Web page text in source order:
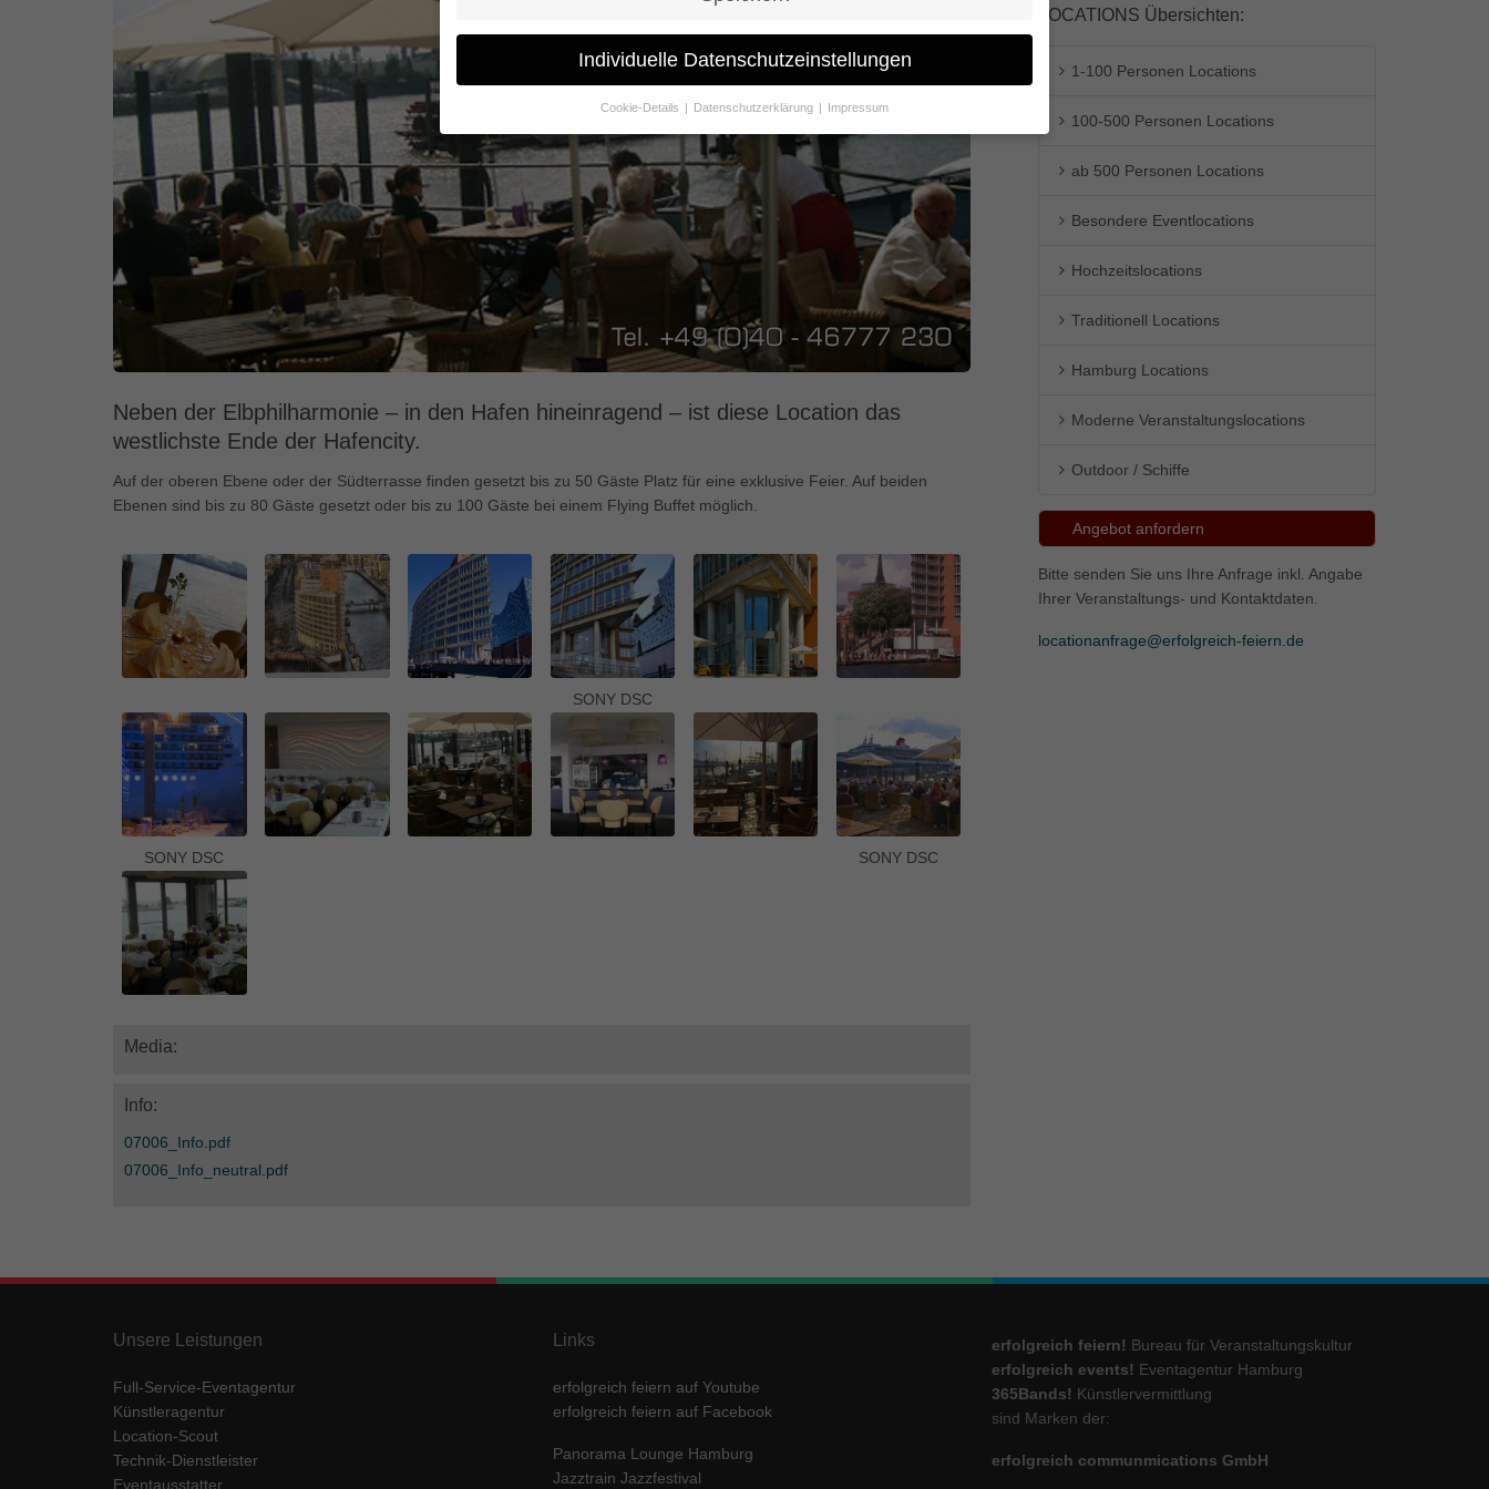
Neben der Elbphilharmonie – in den Hafen hineinragend – ist diese Location das
westlichste Ende der Hafencity.
Auf der oberen Ebene oder der Südterrasse finden gesetzt bis zu 50 Gäste Platz für eine exklusive Feier. Auf beiden
Ebenen sind bis zu 80 Gäste gesetzt oder bis zu 100 Gäste bei einem Flying Buffet möglich.
SONY DSC
SONY DSC SONY DSC
Media:
Info:
07006_Info.pdf
07006_Info_neutral.pdf
LOCATIONS Übersichten:
1-100 Personen Locations
100-500 Personen Locations
ab 500 Personen Locations
Besondere Eventlocations
Hochzeitslocations
Traditionell Locations
Hamburg Locations
Moderne Veranstaltungslocations
Outdoor / Schiffe
Angebot anfordern
Bitte senden Sie uns Ihre Anfrage inkl. Angabe
Ihrer Veranstaltungs- und Kontaktdaten.
locationanfrage@erfolgreich-feiern.de
Unsere Leistungen
Full-Service-Eventagentur
Künstleragentur
Location-Scout
Technik-Dienstleister
Eventausstatter
Links
erfolgreich feiern auf Youtube
erfolgreich feiern auf Facebook
Panorama Lounge Hamburg
Jazztrain Jazzfestival
erfolgreich feiern! Bureau für Veranstaltungskultur
erfolgreich events! Eventagentur Hamburg
365Bands! Künstlervermittlung
sind Marken der:
erfolgreich communmications GmbH
Individuelle Datenschutzeinstellungen
Cookie-Details Datenschutzerklärung Impressum
Datenschutzeinstellungen
Wenn Sie unter 16 Jahre alt sind und Ihre Zustimmung zu freiwilligen Diensten
geben möchten, müssen Sie Ihre Erziehungsberechtigten um Erlaubnis bitten.
Wir verwenden Cookies und andere Technologien auf unserer Website. Einige
von ihnen sind essenziell, während andere uns helfen, diese Website und Ihre
Erfahrung zu verbessern.
Personenbezogene Daten können verarbeitet werden
(z. B. IP-Adressen), z. B. für personalisierte Anzeigen und Inhalte oder Anzeigen-
und Inhaltsmessung.
Weitere Informationen über die Verwendung Ihrer Daten
finden Sie in unserer
Datenschutzerklärung.
Hier finden Sie eine Übersicht über alle verwendeten Cookies. Sie können Ihre
Einwilligung zu ganzen Kategorien geben oder sich weitere Informationen
Datenschutzeinstellungen
Essenziell (1)
Funktion der Website erforderlich.
Cookie-Informationen anzeigen
Marketing (1) Marketing
Marketing-Cookies werden von Drittanbietern oder Publishern verwendet, um personalisierte
Cookie-Informationen anzeigen
Externe Medien (5)
Inhalte von Videoplattformen und Social-Media-Plattformen werden standardmäßig blockiert.
Wenn Cookies von externen Medien akzeptiert werden, bedarf der Zugriff auf diese Inhalte